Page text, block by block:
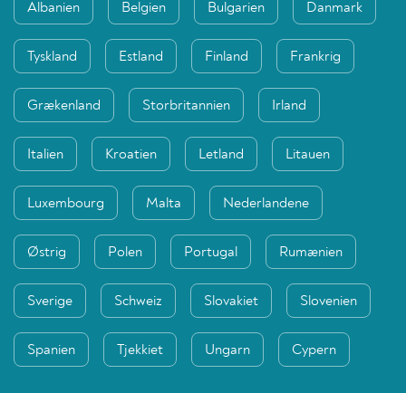
Albanien Belgien Bulgarien Danmark
Tyskland Estland Finland Frankrig
Grækenland Storbritannien Irland
Italien Kroatien Letland Litauen
Luxembourg Malta Nederlandene
Østrig Polen Portugal Rumænien
Sverige Schweiz Slovakiet Slovenien
Spanien Tjekkiet Ungarn Cypern